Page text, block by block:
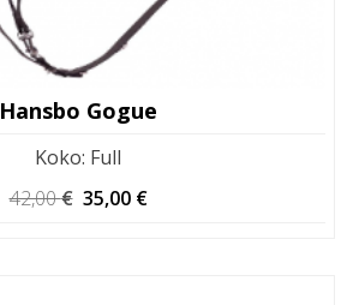
Hansbo Gogue
Koko: Full
42,00€ Alkuperäinen
35,00 €